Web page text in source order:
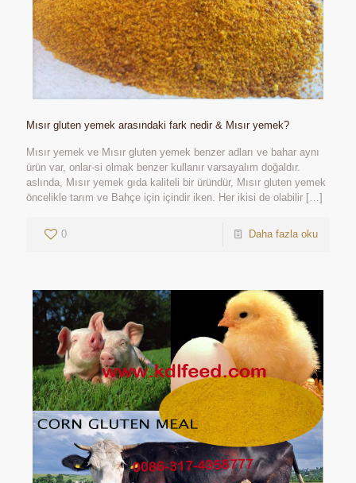
Mısır gluten yemek arasındaki fark nedir & Mısır yemek?
Mısır yemek ve Mısır gluten yemek benzer adları ve bahar aynı
ürün var, onlar-si olmak benzer kullanır varsayalım doğaldır.
aslında, Mısır yemek gıda kaliteli bir üründür, Mısır gluten yemek
öncelikle tarım ve Bahçe için içindir iken. Her ikisi de olabilir […]
0 Daha fazla oku